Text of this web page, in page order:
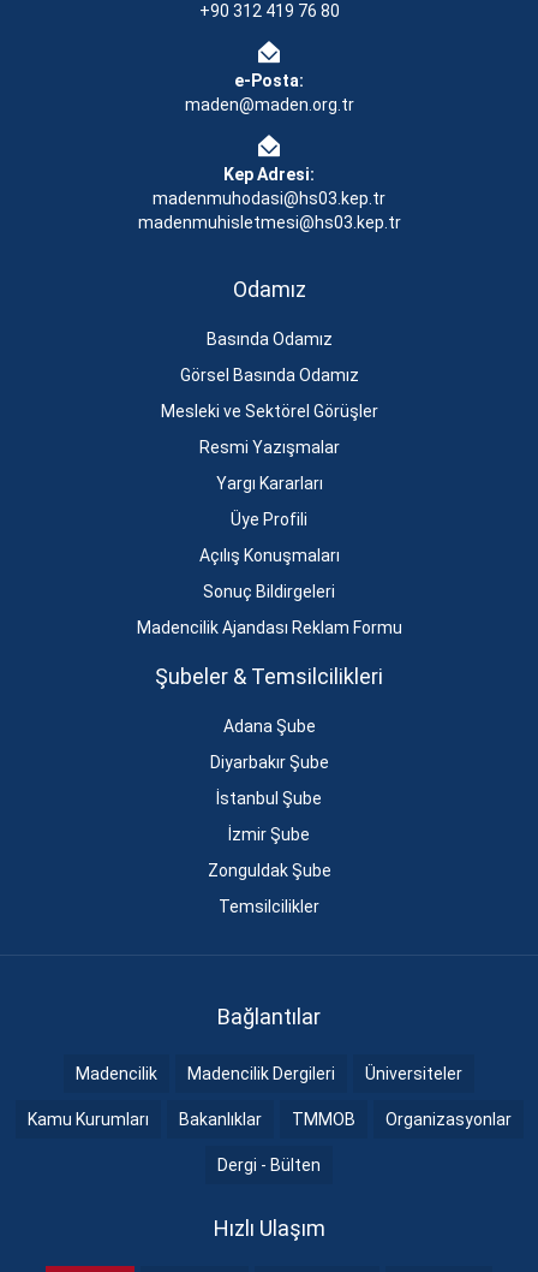
+90 312 419 76 80
e-Posta:
maden@maden.org.tr
Kep Adresi:
madenmuhodasi@hs03.kep.tr
madenmuhisletmesi@hs03.kep.tr
Odamız
Basında Odamız
Görsel Basında Odamız
Mesleki ve Sektörel Görüşler
Resmi Yazışmalar
Yargı Kararları
Üye Profili
Açılış Konuşmaları
Sonuç Bildirgeleri
Madencilik Ajandası Reklam Formu
Şubeler & Temsilcilikleri
Adana Şube
Diyarbakır Şube
İstanbul Şube
İzmir Şube
Zonguldak Şube
Temsilcilikler
Bağlantılar
Madencilik Madencilik Dergileri Üniversiteler
Kamu Kurumları Bakanlıklar TMMOB Organizasyonlar
Dergi - Bülten
Hızlı Ulaşım